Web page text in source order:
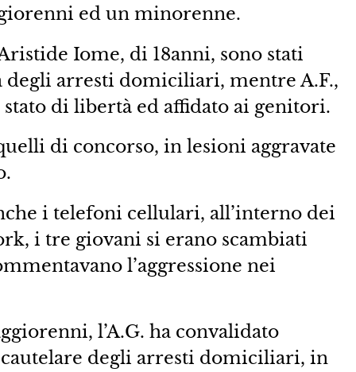
ed un minorenne.
Iome, di 18anni, sono stati
degli arresti domiciliari, mentre A.F.,
di libertà ed affidato ai genitori.
di concorso, in lesioni aggravate
i telefoni cellulari, all’interno dei
i tre giovani si erano scambiati
l’aggressione nei
l’A.G. ha convalidato
degli arresti domiciliari, in